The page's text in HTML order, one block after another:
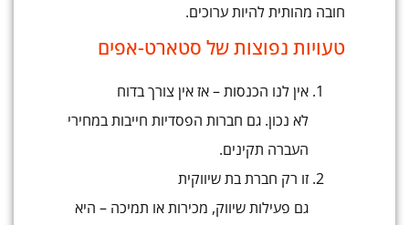
חובה מהותית להיות ערוכים.
טעויות נפוצות של סטארט-אפים
אין לנו הכנסות – אז אין צורך בדוח
לא נכון. גם חברות הפסדיות חייבות במחירי
העברה תקינים.
זו רק חברת בת שיווקית
גם פעילות שיווק, מכירות או תמיכה – היא